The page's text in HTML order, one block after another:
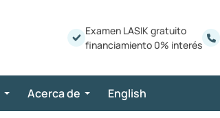
Examen LASIK gratuito
financiamiento 0% interés
Acerca de English